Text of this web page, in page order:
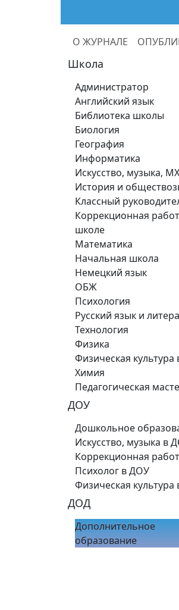
О ЖУРНАЛЕ
Школа
Администратор
Английский язык
Библиотека школы
Биология
География
Информатика
Искусство, музыка,
История и
Классный
Коррекционная
школе
Математика
Начальная школа
Немецкий язык
ОБЖ
Психология
Русский язык и
Технология
Физика
Физическая культура
Химия
Педагогическая
ДОУ
Дошкольное
Искусство, музыка в
Коррекционная
Психолог в ДОУ
Физическая
ДОД
Дополнительное
образование